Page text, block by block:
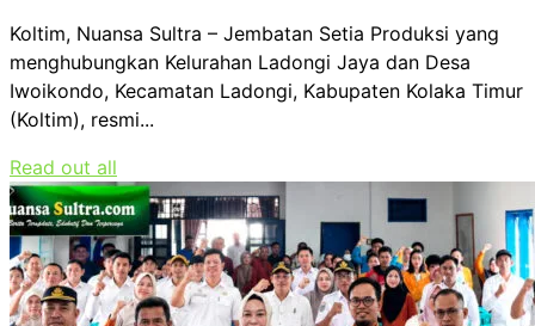
Koltim, Nuansa Sultra – Jembatan Setia Produksi yang
menghubungkan Kelurahan Ladongi Jaya dan Desa
Iwoikondo, Kecamatan Ladongi, Kabupaten Kolaka Timur
(Koltim), resmi...
Read out all